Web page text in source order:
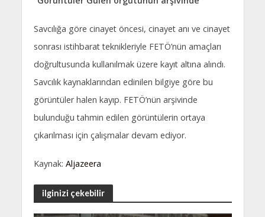
Savcılığa göre cinayet öncesi, cinayet anı ve cinayet
sonrası istihbarat teknikleriyle FETÖ’nün amaçları
doğrultusunda kullanılmak üzere kayıt altına alındı.
Savcılık kaynaklarından edinilen bilgiye göre bu
görüntüler halen kayıp. FETÖ’nün arşivinde
bulunduğu tahmin edilen görüntülerin ortaya
çıkarılması için çalışmalar devam ediyor.
Kaynak: Aljazeera
ilginizi çekebilir